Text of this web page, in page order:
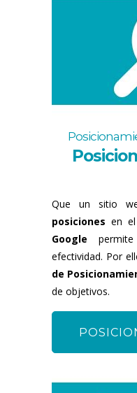
Que un sitio
posiciones en
Google
efectividad. Por
de
de objetivos.